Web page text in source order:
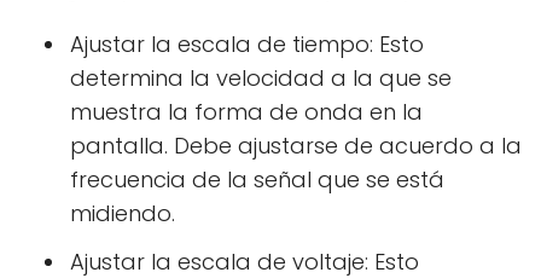
Ajustar la escala de tiempo: Esto
determina la velocidad a la que se
muestra la forma de onda en la
pantalla. Debe ajustarse de acuerdo a la
frecuencia de la señal que se está
midiendo.
Ajustar la escala de voltaje: Esto